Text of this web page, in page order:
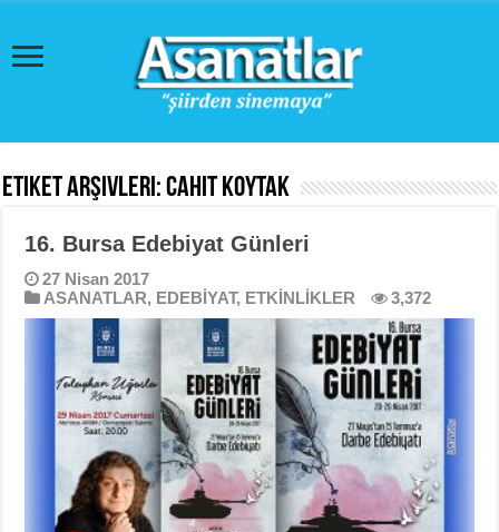
Etiket Arşivleri:Cahit Koytak
16. Bursa Edebiyat Günleri
27 Nisan 2017
ASANATLAR, EDEBİYAT, ETKİNLİKLER 3,372